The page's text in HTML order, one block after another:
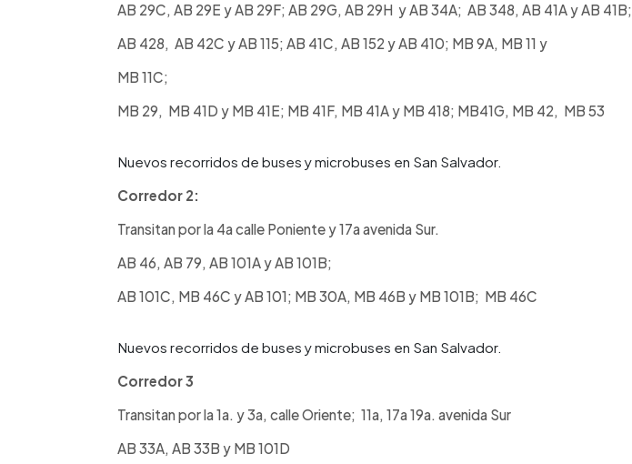
AB 29C, AB 29E y AB 29F; AB 29G, AB 29H y AB 34A; AB 348, AB 41A y AB 41B;
AB 428, AB 42C y AB 115; AB 41C, AB 152 y AB 410; MB 9A, MB 11 y
MB 11C;
MB 29, MB 41D y MB 41E; MB 41F, MB 41A y MB 418; MB41G, MB 42, MB 53
Nuevos recorridos de buses y microbuses en San Salvador.
Corredor 2:
Transitan por la 4a calle Poniente y 17a avenida Sur.
AB 46, AB 79, AB 101A y AB 101B;
AB 101C, MB 46C y AB 101; MB 30A, MB 46B y MB 101B; MB 46C
Nuevos recorridos de buses y microbuses en San Salvador.
Corredor 3
Transitan por la 1a. y 3a, calle Oriente; 11a, 17a 19a. avenida Sur
AB 33A, AB 33B y MB 101D